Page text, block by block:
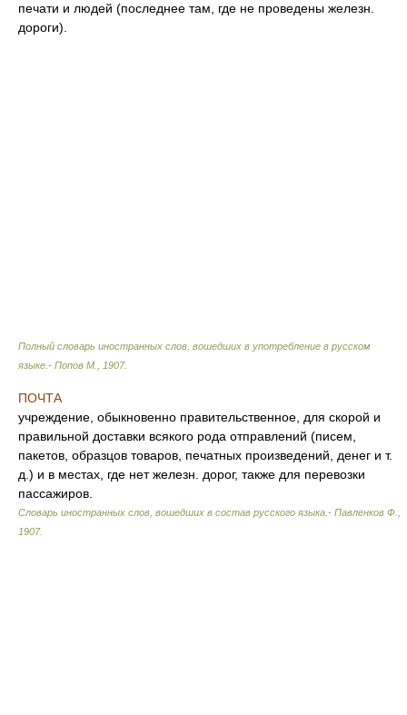
печати и людей (последнее там, где не проведены железн.
дороги).
Полный словарь иностранных слов, вошедших в употребление в русском
языке.- Попов М.
1907.
ПОЧТА
учреждение, обыкновенно правительственное, для скорой и
правильной доставки всякого рода отправлений (писем,
пакетов, образцов товаров, печатных произведений, денег и т.
д.) и в местах, где нет железн. дорог, также для перевозки
пассажиров.
Словарь иностранных слов, вошедших в состав русского языка.- Павленков Ф.
1907.